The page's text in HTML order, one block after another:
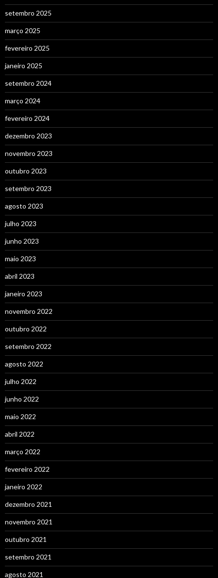
setembro 2025
março 2025
fevereiro 2025
janeiro 2025
setembro 2024
março 2024
fevereiro 2024
dezembro 2023
novembro 2023
outubro 2023
setembro 2023
agosto 2023
julho 2023
junho 2023
maio 2023
abril 2023
janeiro 2023
novembro 2022
outubro 2022
setembro 2022
agosto 2022
julho 2022
junho 2022
maio 2022
abril 2022
março 2022
fevereiro 2022
janeiro 2022
dezembro 2021
novembro 2021
outubro 2021
setembro 2021
agosto 2021